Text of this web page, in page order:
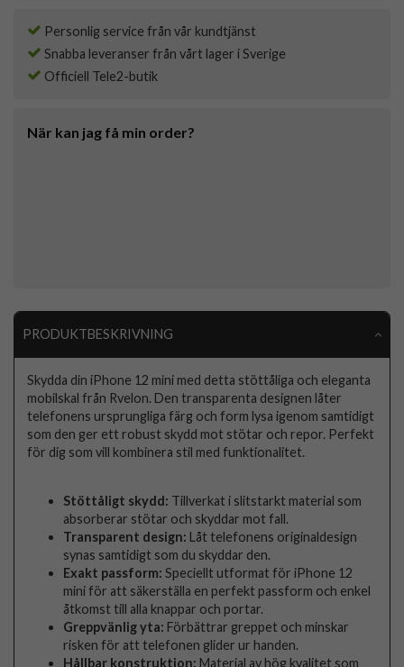
Personlig service från vår kundtjänst
Snabba leveranser från vårt lager i Sverige
Officiell Tele2-butik
När kan jag få min order?
PRODUKTBESKRIVNING
Skydda din iPhone 12 mini med detta stöttåliga och eleganta
mobilskal från Rvelon. Den transparenta designen låter
telefonens ursprungliga färg och form lysa igenom samtidigt
som den ger ett robust skydd mot stötar och repor. Perfekt
för dig som vill kombinera stil med funktionalitet.
Stöttåligt skydd: Tillverkat i slitstarkt material som
absorberar stötar och skyddar mot fall.
Transparent design: Låt telefonens originaldesign
synas samtidigt som du skyddar den.
Exakt passform: Speciellt utformat för iPhone 12
mini för att säkerställa en perfekt passform och enkel
åtkomst till alla knappar och portar.
Greppvänlig yta: Förbättrar greppet och minskar
risken för att telefonen glider ur handen.
Hållbar konstruktion: Material av hög kvalitet som